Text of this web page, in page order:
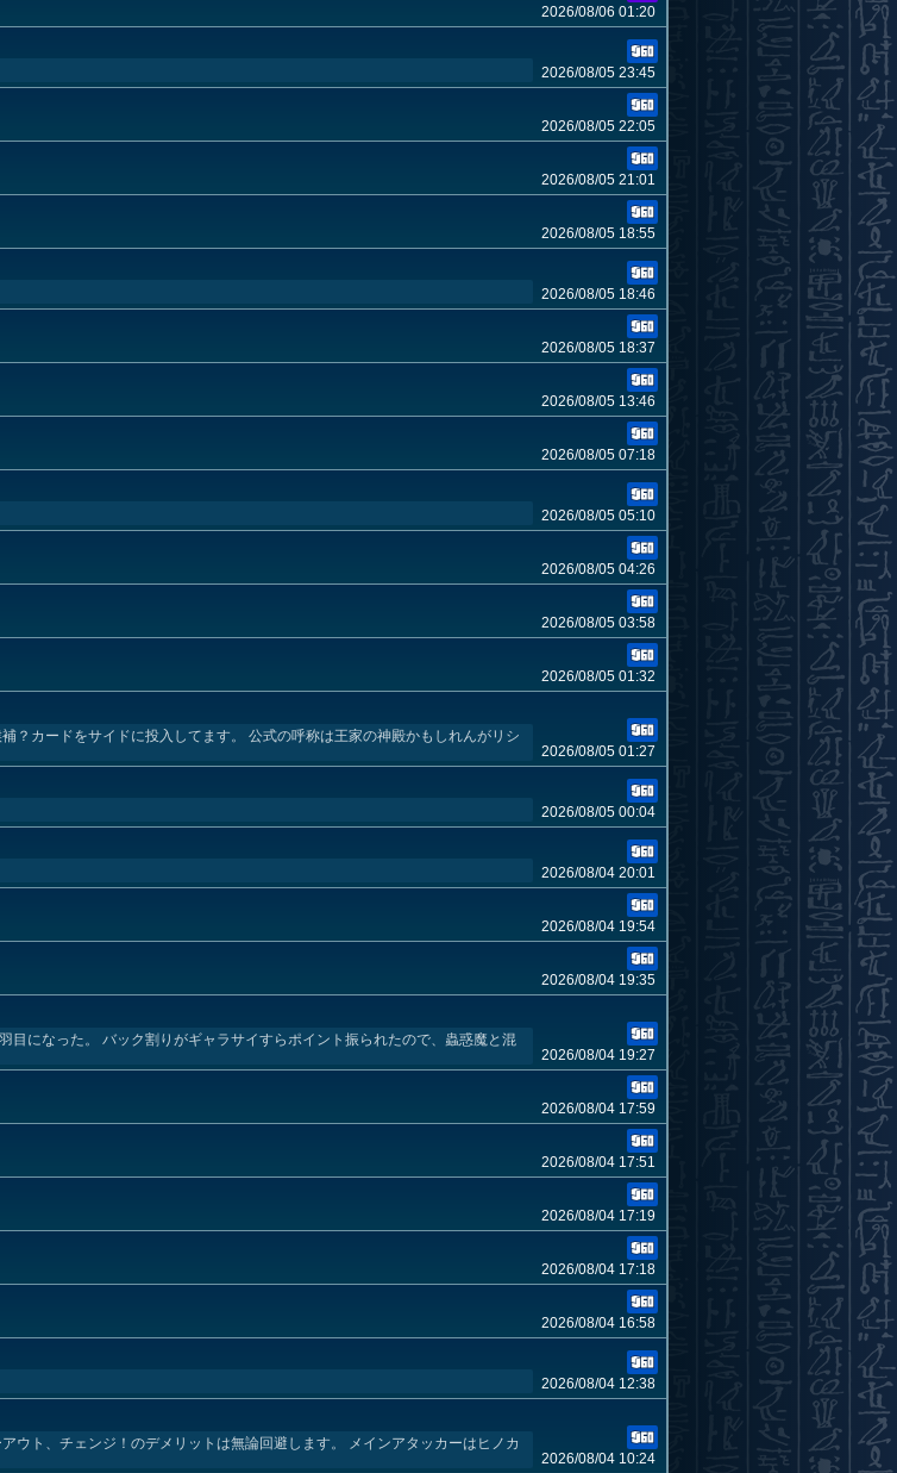
2026/08/06 01:20
2026/08/05 23:45
2026/08/05 22:05
2026/08/05 21:01
2026/08/05 18:55
2026/08/05 18:46
2026/08/05 18:37
2026/08/05 13:46
2026/08/05 07:18
2026/08/05 05:10
2026/08/05 04:26
2026/08/05 03:58
2026/08/05 01:32
カードをサイドに投入してます。 公式の呼称は王家の神殿かもしれんがリシ
2026/08/05 01:27
2026/08/05 00:04
2026/08/04 20:01
2026/08/04 19:54
2026/08/04 19:35
になった。 バック割りがギャラサイすらポイント振られたので、蟲惑魔と混
2026/08/04 19:27
2026/08/04 17:59
2026/08/04 17:51
2026/08/04 17:19
2026/08/04 17:18
2026/08/04 16:58
2026/08/04 12:38
ウト、チェンジ！のデメリットは無論回避します。 メインアタッカーはヒノカ
2026/08/04 10:24